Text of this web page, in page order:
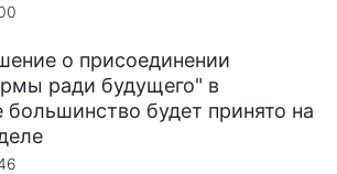
о присоединении
ради будущего" в
большинство будет принято на